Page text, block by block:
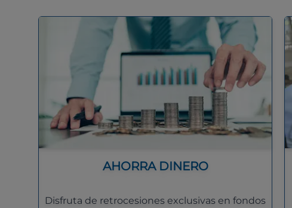
AHORRA DINERO
Disfruta de retrocesiones exclusivas en fondos